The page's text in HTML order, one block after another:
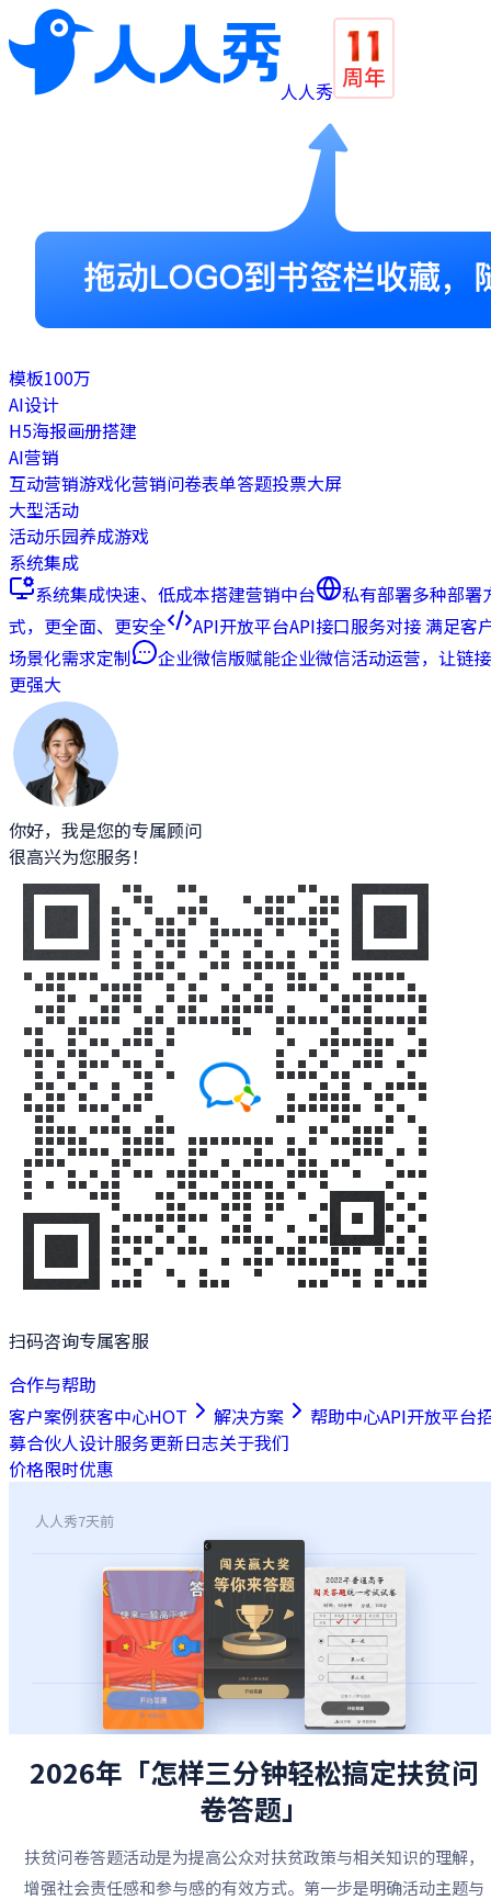
人人秀
模板100万
AI设计
H5海报画册搭建
AI营销
互动营销游戏化营销问卷表单答题投票大屏
大型活动
活动乐园养成游戏
系统集成
系统集成快速、低成本搭建营销中台 私有部署多种部署
式，更全面、更安全
API开放平台API接口服务对接 满足客
场景化需求定制
企业微信版赋能企业微信活动运营，让链接
更强大
你好，我是您的专属顾问
很高兴为您服务！
扫码咨询专属客服
合作与帮助
客户案例获客中心HOT 解决方案 帮助中心API开放平台
募合伙人设计服务更新日志关于我们
价格限时优惠
人人秀7天前
2026年「怎样三分钟轻松搞定扶贫问
卷答题」
扶贫问卷答题活动是为提高公众对扶贫政策与相关知识的理解，
增强社会责任感和参与感的有效方式。第一步是明确活动主题与